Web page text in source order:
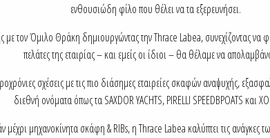
ενθουσιώδη φίλο που θέλει να τα εξερευνήσει.
με τον Όμιλο Θράκη δημιουργώντας την Thrace Labea, συνεχίζοντας να
πελάτες της εταιρίας – και εμείς οι ίδιοι – θα θέλαμε να
σχέσεις με τις πιο διάσημες εταιρείες σκαφών αναψυχής,
διεθνή ονόματα όπως τα SAXDOR YACHTS, PIRELLI SPEEDBPOATS και
μέχρι μηχανοκίνητα σκάφη & RIBs, η Thrace Labea καλύπτει τις